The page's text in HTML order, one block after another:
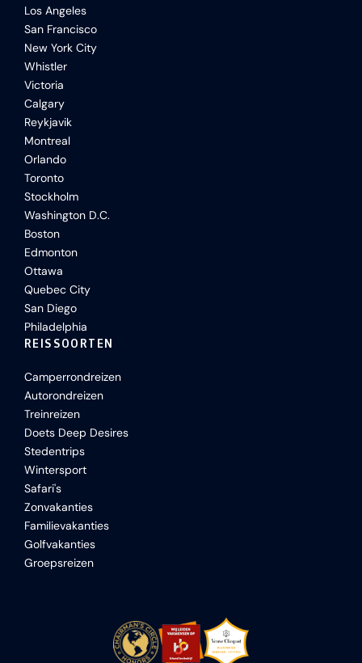
Los Angeles
San Francisco
New York City
Whistler
Victoria
Calgary
Reykjavik
Montreal
Orlando
Toronto
Stockholm
Washington D.C.
Boston
Edmonton
Ottawa
Quebec City
San Diego
Philadelphia
REISSOORTEN
Camperrondreizen
Autorondreizen
Treinreizen
Doets Deep Desires
Stedentrips
Wintersport
Safari's
Zonvakanties
Familievakanties
Golfvakanties
Groepsreizen